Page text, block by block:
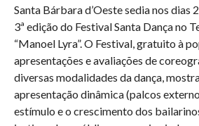
Santa Bárbara d’Oeste sedia nos dias
3ª edição do Festival Santa Dança no
“Manoel Lyra”. O Festival, gratuito à
apresentações e avaliações de
diversas modalidades da dança,
apresentação dinâmica (palcos
estímulo e o crescimento dos